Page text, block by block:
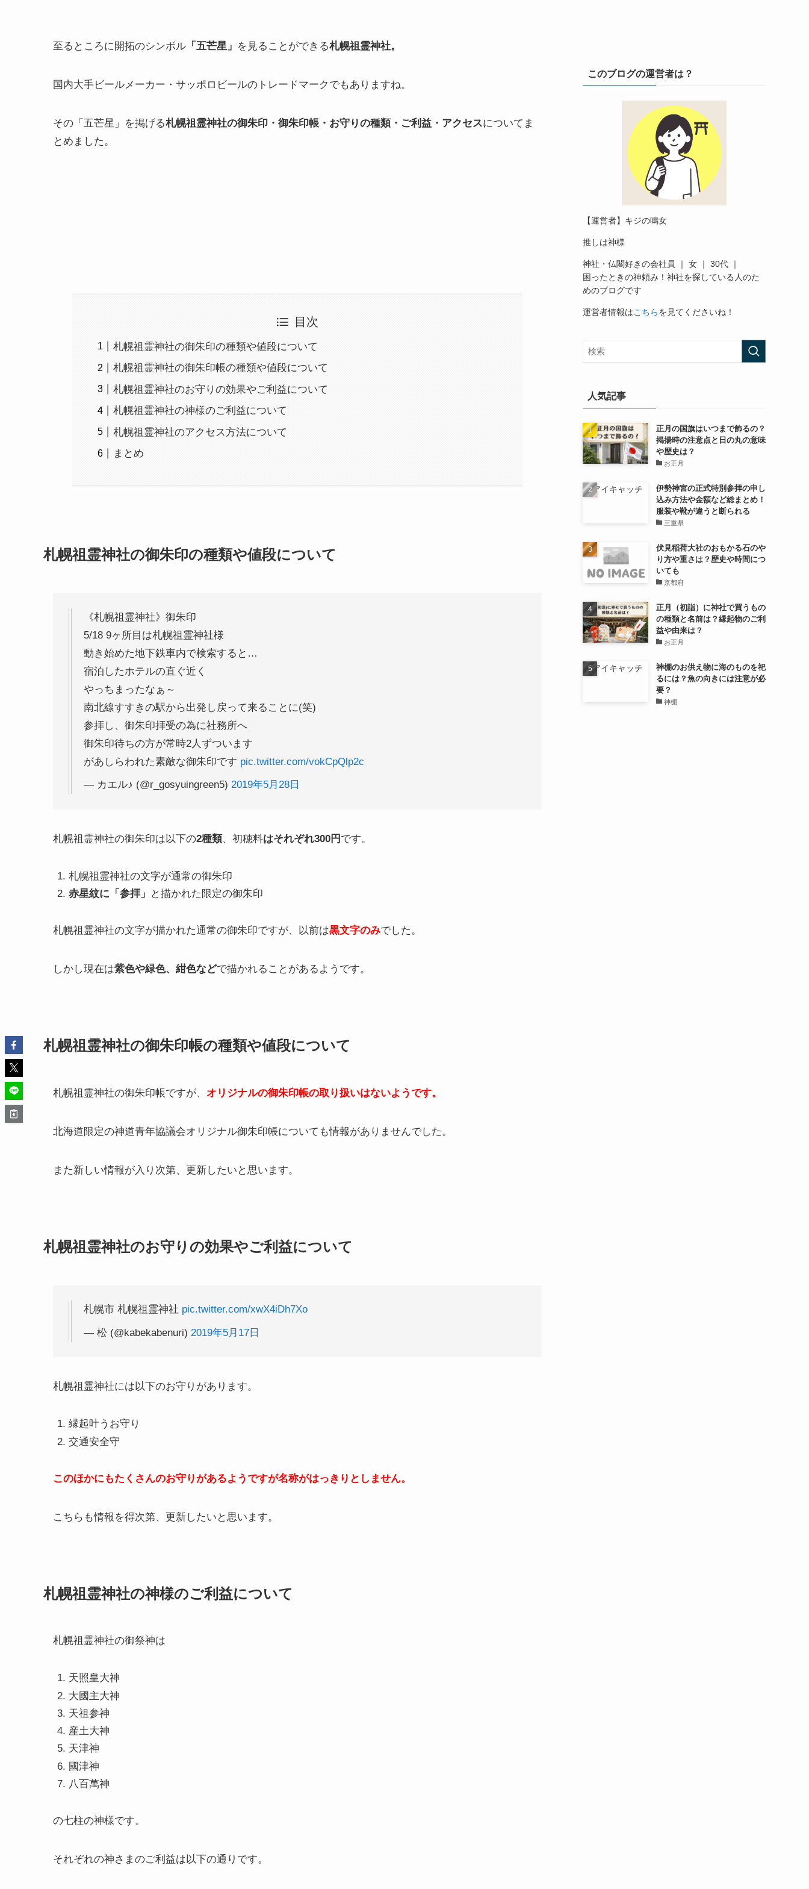
至るところに開拓のシンボル 「五芒星」 を見ることができる札幌祖霊神社。
国内大手ビールメーカー・サッポロビールのトレードマークでもありますね。
その「五芒星」を掲げる札幌祖霊神社の御朱印・御朱印帳・お守りの種類・ご利益・アクセスについてま
とめました。
目次
札幌祖霊神社の御朱印の種類や値段について
札幌祖霊神社の御朱印帳の種類や値段について
札幌祖霊神社のお守りの効果やご利益について
札幌祖霊神社の神様のご利益について
札幌祖霊神社のアクセス方法について
まとめ
札幌祖霊神社の御朱印の種類や値段について
《札幌祖霊神社》御朱印
5/18 9ヶ所目は札幌祖霊神社様
動き始めた地下鉄車内で検索すると…
宿泊したホテルの直ぐ近く
やっちまったなぁ～
南北線すすきの駅から出発し戻って来ることに(笑)
参拝し、御朱印拝受の為に社務所へ
御朱印待ちの方が常時2人ずついます
があしらわれた素敵な御朱印です pic.twitter.com/vokCpQlp2c
— カエル♪ (@r_gosyuingreen5) 2019年5月28日
札幌祖霊神社の御朱印は以下の2種類、初穂料はそれぞれ300円 です。
札幌祖霊神社の文字が通常の御朱印
赤星紋に「参拝」
と描かれた限定の御朱印
札幌祖霊神社の文字が描かれた通常の御朱印ですが、以前は黒文字のみでした。
しかし現在は紫色や緑色、紺色などで描かれることがあるようです。
札幌祖霊神社の御朱印帳の種類や値段について
札幌祖霊神社の御朱印帳ですが、 オリジナルの御朱印帳の取り扱いはないようです。
北海道限定の神道青年協議会オリジナル御朱印帳についても情報がありませんでした。
また新しい情報が入り次第、更新したいと思います。
札幌祖霊神社のお守りの効果やご利益について
札幌市 札幌祖霊神社 pic.twitter.com/xwX4iDh7Xo
— 松 (@kabekabenuri) 2019年5月17日
札幌祖霊神社には以下のお守りがあります。
縁起叶うお守り
交通安全守
このほかにもたくさんのお守りがあるようですが名称がはっきりとしません。
こちらも情報を得次第、更新したいと思います。
札幌祖霊神社の神様のご利益について
札幌祖霊神社の御祭神は
天照皇大神
大國主大神
天祖参神
産土大神
天津神
國津神
八百萬神
の七柱の神様です。
それぞれの神さまのご利益は以下の通りです。
このブログの運営者は？
【運営者】キジの鳴女
推しは神様
神社・仏閣好きの会社員 ｜ 女 ｜ 30代 ｜
困ったときの神頼み！神社を探している人のた
めのブログです
運営者情報はこちらを見てくださいね！
人気記事
正月の国旗はいつまで飾るの？
掲揚時の注意点と日の丸の意味
や歴史は？
お正月
伊勢神宮の正式特別参拝の申し
込み方法や金額など総まとめ！
服装や靴が違うと断られる
三重県
伏見稲荷大社のおもかる石のや
り方や重さは？歴史や時間につ
いても
京都府
正月（初詣）に神社で買うもの
の種類と名前は？縁起物のご利
益や由来は？
お正月
神棚のお供え物に海のものを祀
るには？魚の向きには注意が必
要？
神棚